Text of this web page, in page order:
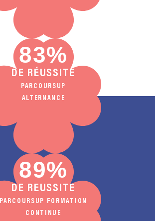
83%
DE RÉUSSITE
PARCOURSUP
ALTERNANCE
89%
DE REUSSITE
PARCOURSUP FORMATION
CONTINUE